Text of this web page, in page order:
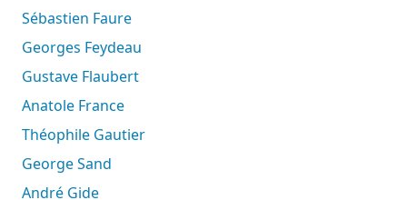
Sébastien Faure
Georges Feydeau
Gustave Flaubert
Anatole France
Théophile Gautier
George Sand
André Gide